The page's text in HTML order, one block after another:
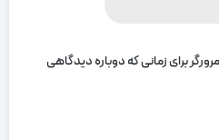
برای زمانی که دوباره دیدگاهی